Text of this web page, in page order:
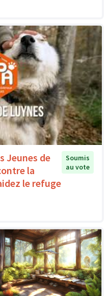
Jeunes de
la
le refuge
Soumis
au vote